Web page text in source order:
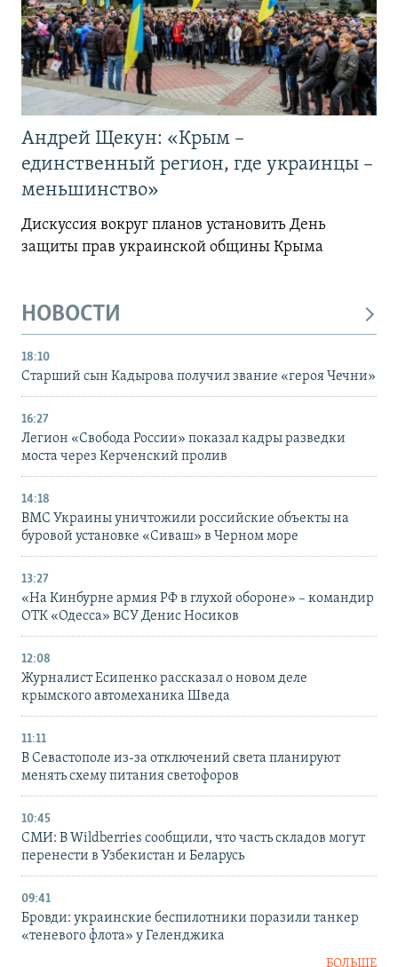
Андрей Щекун: «Крым –
единственный регион, где украинцы –
меньшинство»
Дискуссия вокруг планов установить День
защиты прав украинской общины Крыма
НОВОСТИ
18:10
Старший сын Кадырова получил звание «героя Чечни»
16:27
Легион «Свобода России» показал кадры разведки
моста через Керченский пролив
14:18
ВМС Украины уничтожили российские объекты на
буровой установке «Сиваш» в Черном море
13:27
«На Кинбурне армия РФ в глухой обороне» – командир
ОТК «Одесса» ВСУ Денис Носиков
12:08
Журналист Есипенко рассказал о новом деле
крымского автомеханика Шведа
11:11
В Севастополе из-за отключений света планируют
менять схему питания светофоров
10:45
СМИ: В Wildberries сообщили, что часть складов могут
перенести в Узбекистан и Беларусь
09:41
Бровди: украинские беспилотники поразили танкер
«теневого флота» у Геленджика
БОЛЬШЕ